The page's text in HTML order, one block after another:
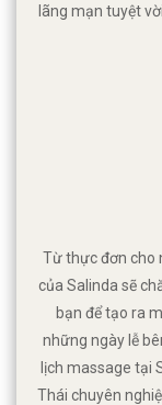
lãng mạn tuyệt
Từ thực đơn cho
của Salinda sẽ
bạn để tạo ra
những ngày lễ
lịch massage tại
Thái chuyên